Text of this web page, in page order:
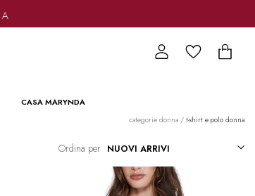
CASA MARYNDA
categorie donna / t-shirt e polo donna
Ordina per